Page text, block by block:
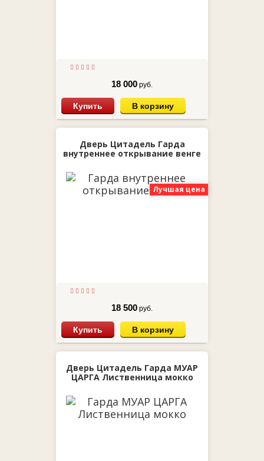
18 000 руб.
Купить В корзину
Дверь Цитадель Гарда
внутреннее открывание венге
Лучшая цена
18 500 руб.
Купить В корзину
Дверь Цитадель Гарда МУАР
ЦАРГА Лиственница мокко